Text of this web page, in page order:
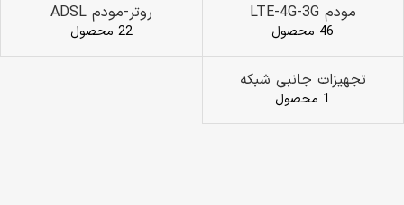
مودم LTE-4G-3G
46 محصول
روتر-مودم ADSL
22 محصول
تجهیزات جانبی شبکه
1 محصول